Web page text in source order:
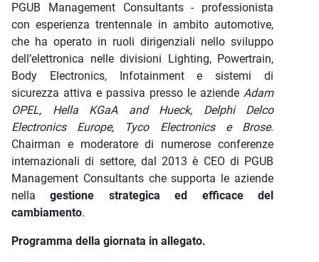
PGUB Management Consultants - professionista
con esperienza trentennale in ambito automotive,
che ha operato in ruoli dirigenziali nello sviluppo
dell’elettronica nelle divisioni Lighting, Powertrain,
Body Electronics, Infotainment e sistemi di
sicurezza attiva e passiva presso le aziende Adam
OPEL, Hella KGaA and Hueck, Delphi Delco
Electronics Europe, Tyco Electronics e Brose.
Chairman e moderatore di numerose conferenze
internazionali di settore, dal 2013 è CEO di PGUB
Management Consultants che supporta le aziende
nellagestione strategica ed efficace del
cambiamento.
Programma della giornata in allegato.